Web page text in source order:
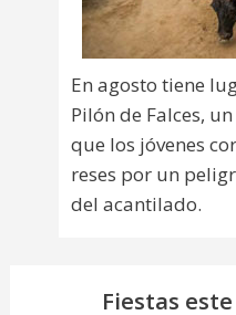
En agosto tiene
Pilón de Falces,
que los jóvenes
reses por un
del acantilado.
Fiestas